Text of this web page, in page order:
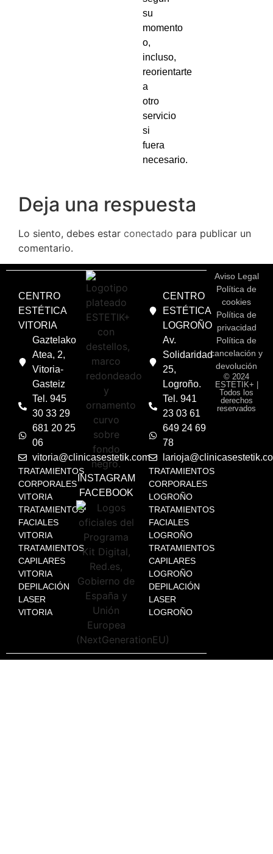
su
momento
o,
incluso,
reorientarte
a
otro
servicio
si
fuera
necesario.
Deja una respuesta
Lo siento, debes estar conectado para publicar un
comentario.
CENTRO
ESTÉTICA
VITORIA
Gaztelako
Atea, 2,
Vitoria-
Gasteiz
Tel. 945
30 33 29
681 20 25
06
vitoria@clinicasestetik.com
TRATAMIENTOS
CORPORALES
VITORIA
TRATAMIENTOS
FACIALES
VITORIA
TRATAMIENTOS
CAPILARES
VITORIA
DEPILACIÓN
LASER
VITORIA
INSTAGRAM
FACEBOOK
CENTRO
ESTÉTICA
LOGROÑO
Av.
Solidaridad
25,
Logroño.
Tel. 941
23 03 61
649 24 69
78
TRATAMIENTOS
CORPORALES
LOGROÑO
TRATAMIENTOS
FACIALES
LOGROÑO
TRATAMIENTOS
CAPILARES
LOGROÑO
DEPILACIÓN
LASER
LOGROÑO
Aviso Legal
Política de
cookies
Política de
privacidad
Política de
cancelación y
devolución
© 2024
ESTETIK+ |
Todos los
derechos
reservados